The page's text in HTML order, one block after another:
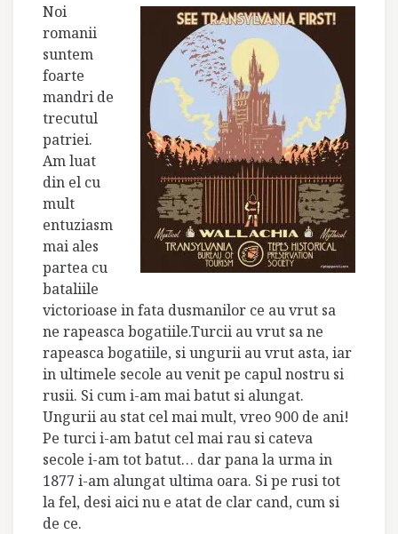
Noi
romanii
suntem
foarte
mandri de
trecutul
patriei.
Am luat
din el cu
mult
entuziasm
mai ales
partea cu
bataliile
victorioase in fata dusmanilor ce au vrut sa
ne rapeasca bogatiile.Turcii au vrut sa ne
rapeasca bogatiile, si ungurii au vrut asta, iar
in ultimele secole au venit pe capul nostru si
rusii. Si cum i-am mai batut si alungat.
Ungurii au stat cel mai mult, vreo 900 de ani!
Pe turci i-am batut cel mai rau si cateva
secole i-am tot batut… dar pana la urma in
1877 i-am alungat ultima oara. Si pe rusi tot
la fel, desi aici nu e atat de clar cand, cum si
de ce.